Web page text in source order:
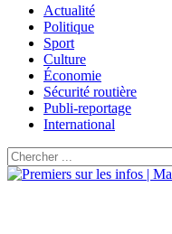
Actualité
Politique
Sport
Culture
Économie
Sécurité routière
Publi-reportage
International